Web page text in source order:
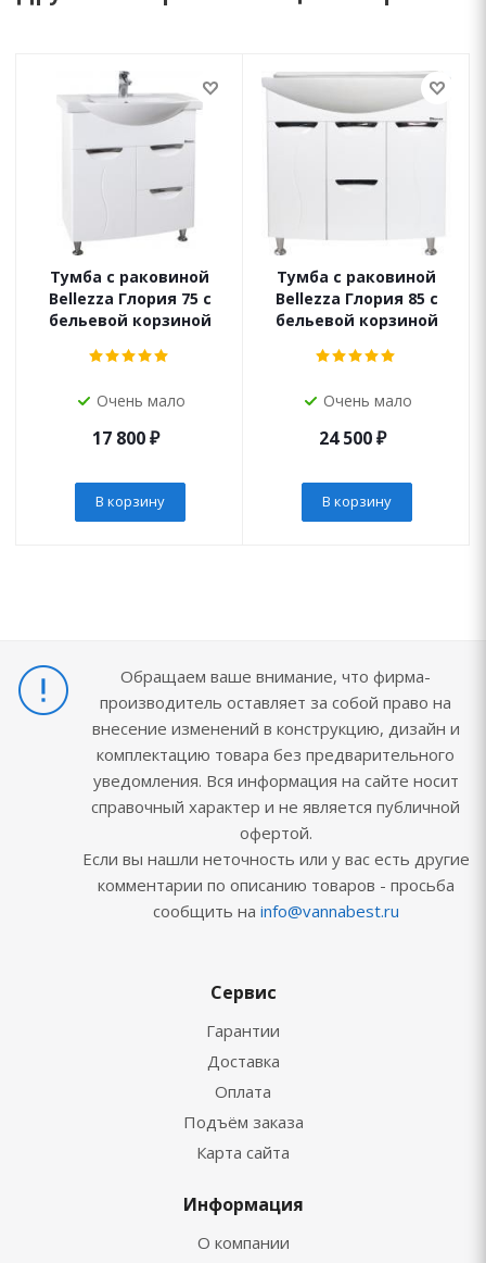
Тумба с раковиной
Bellezza Глория 75 с
бельевой корзиной
Очень мало
17 800₽
В корзину
Тумба с раковиной
Bellezza Глория 85 с
бельевой корзиной
Очень мало
24 500₽
В корзину
Обращаем ваше внимание, что фирма-
производитель оставляет за собой право на
внесение изменений в конструкцию, дизайн и
комплектацию товара без предварительного
уведомления. Вся информация на сайте носит
справочный характер и не является публичной
офертой.
Если вы нашли неточность или у вас есть другие
комментарии по описанию товаров - просьба
сообщить на info@vannabest.ru
Сервис
Гарантии
Доставка
Оплата
Подъём заказа
Карта сайта
Информация
О компании